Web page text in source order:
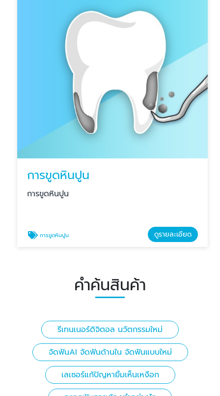
การขูดหินปูน
การขูดหินปูน
การขูดหินปูน ดูรายละเอียด
คำค้นสินค้า
รีเทนเนอร์ดิจิตอล นวัตกรรมใหม่
จัดฟันAI จัดฟันด้านใน จัดฟันแบบใหม่
เลเซอร์แก้ปัญหายิ้มเห็นเหงือก